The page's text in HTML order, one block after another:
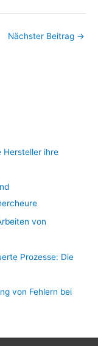
Nächster Beitrag →
Hersteller ihre
von
Prozesse: Die
von Fehlern bei